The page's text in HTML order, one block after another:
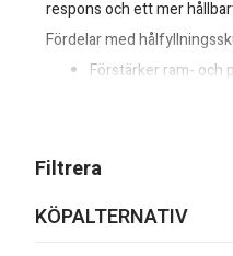
respons och ett mer
Fördelar med
Förstärker ram- och
Enkel applikation och
Filtrera
KÖPALTERNATIV